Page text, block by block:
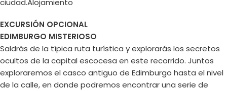
ciudad.Alojamiento
EXCURSIÓN OPCIONAL
EDIMBURGO MISTERIOSO
Saldrás de la típica ruta turística y explorarás los secretos
ocultos de la capital escocesa en este recorrido. Juntos
exploraremos el casco antiguo de Edimburgo hasta el nivel
de la calle, en donde podremos encontrar una serie de